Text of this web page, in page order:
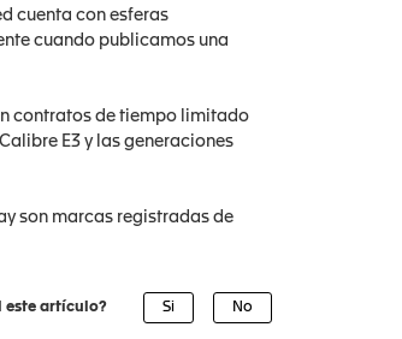
cuenta con esferas
cuando publicamos una
contratos de tiempo limitado
E3 y las generaciones
son marcas registradas de
este artículo?